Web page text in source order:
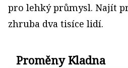
pro lehký průmysl. Najít
zhruba dva tisíce lidí.
Proměny Kladna